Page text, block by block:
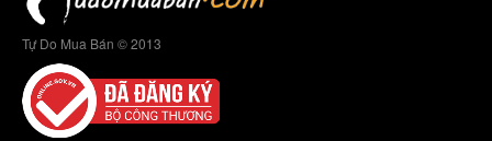
Tự Do Mua Bán © 2013